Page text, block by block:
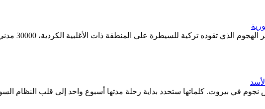
الصورة: مدنيون
في بيروت. كلماتها ستحدد بداية رحلة مدتها أسبوع واحد إلى قلب النظام